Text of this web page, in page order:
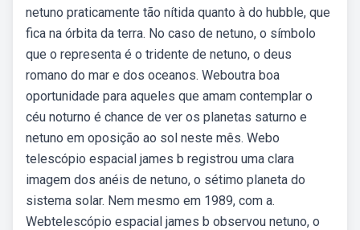
netuno praticamente tão nítida quanto à do hubble, que
fica na órbita da terra. No caso de netuno, o símbolo
que o representa é o tridente de netuno, o deus
romano do mar e dos oceanos. Weboutra boa
oportunidade para aqueles que amam contemplar o
céu noturno é chance de ver os planetas saturno e
netuno em oposição ao sol neste mês. Webo
telescópio espacial james b registrou uma clara
imagem dos anéis de netuno, o sétimo planeta do
sistema solar. Nem mesmo em 1989, com a.
Webtelescópio espacial james b observou netuno, o